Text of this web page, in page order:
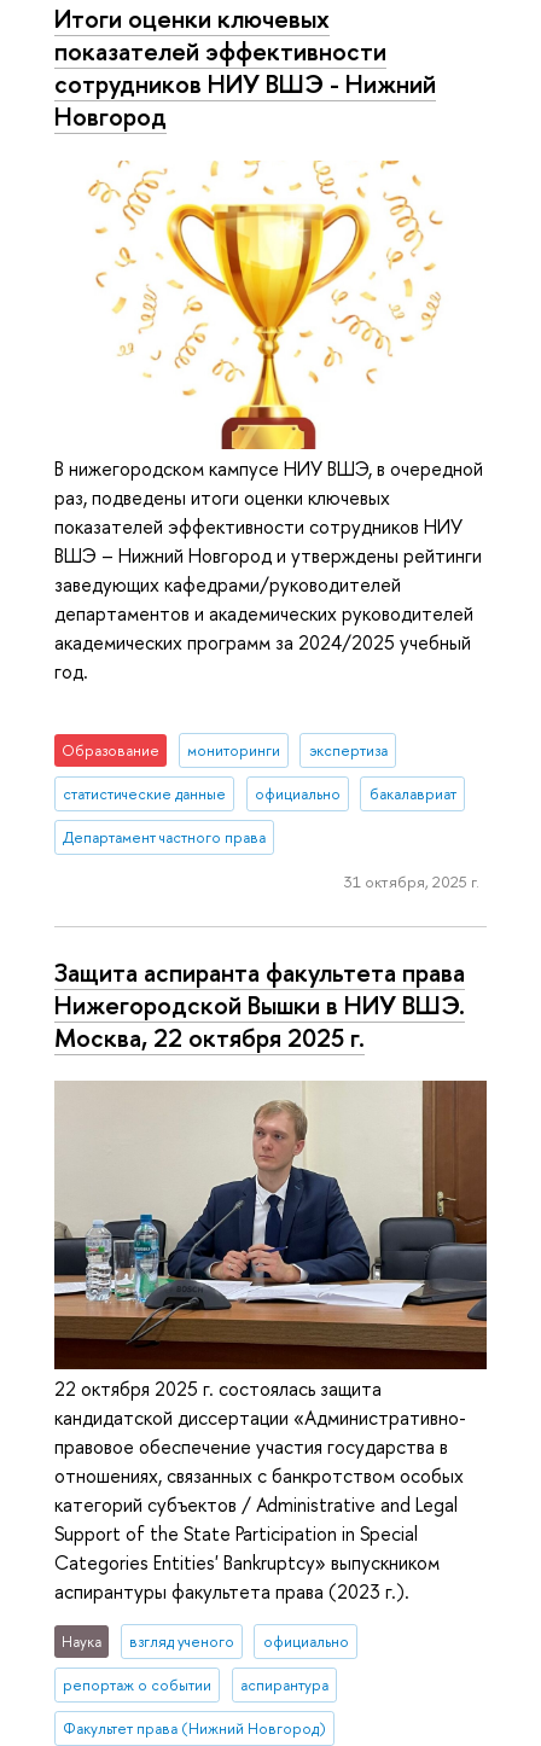
Итоги оценки ключевых
показателей эффективности
сотрудников НИУ ВШЭ - Нижний
Новгород
В нижегородском кампусе НИУ ВШЭ, в очередной
раз, подведены итоги оценки ключевых
показателей эффективности сотрудников НИУ
ВШЭ – Нижний Новгород и утверждены рейтинги
заведующих кафедрами/руководителей
департаментов и академических руководителей
академических программ за 2024/2025 учебный
год.
Образование мониторинги экспертиза
статистические данные официально бакалавриат
Департамент частного права
31 октября, 2025 г.
Защита аспиранта факультета права
Нижегородской Вышки в НИУ ВШЭ.
Москва, 22 октября 2025 г.
22 октября 2025 г. состоялась защита
кандидатской диссертации «Административно-
правовое обеспечение участия государства в
отношениях, связанных с банкротством особых
категорий субъектов / Administrative and Legal
Support of the State Participation in Special
Categories Entities' Bankruptcy» выпускником
аспирантуры факультета права (2023 г.).
Наука взгляд ученого официально
репортаж о событии аспирантура
Факультет права (Нижний Новгород)